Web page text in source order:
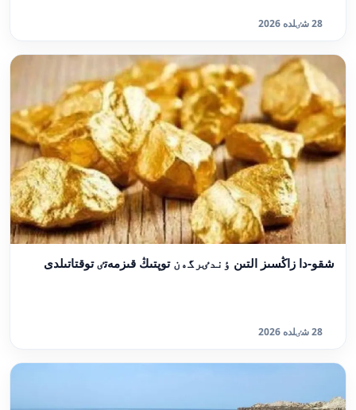
28 شٸلدە 2026
شقو-دا زاڭسىز التىن ٶندٸرگەن توپتىڭ قىزمەتٸ توقتاتىلدى
28 شٸلدە 2026